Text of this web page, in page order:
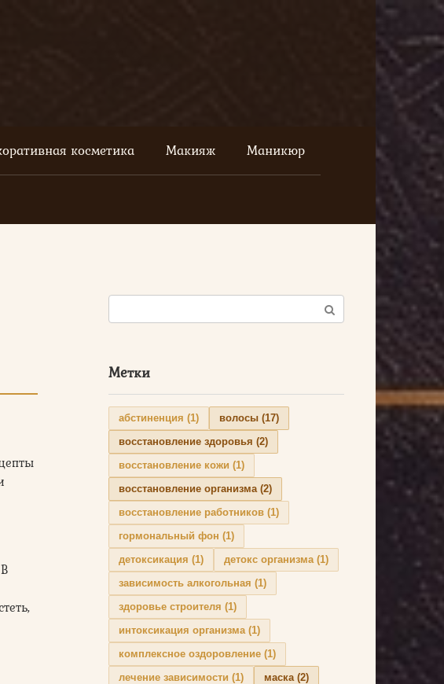
косметика Макияж Маникюр
Поиск:
Метки
абстиненция (1) волосы (17)
восстановление здоровья (2)
восстановление кожи (1)
восстановление организма(2)
восстановление работников (1)
гормональный фон (1)
детоксикация (1) детокс организма(1)
зависимость алкогольная (1)
здоровье строителя (1)
интоксикация организма(1)
комплексное оздоровление (1)
лечение зависимости (1) маска(2)